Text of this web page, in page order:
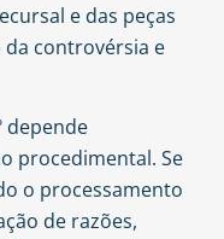
e das peças
da controvérsia e
depende
procedimental. Se
o processamento
de razões,